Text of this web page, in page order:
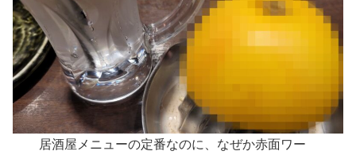
居酒屋メニューの定番なのに、なぜか赤面ワー